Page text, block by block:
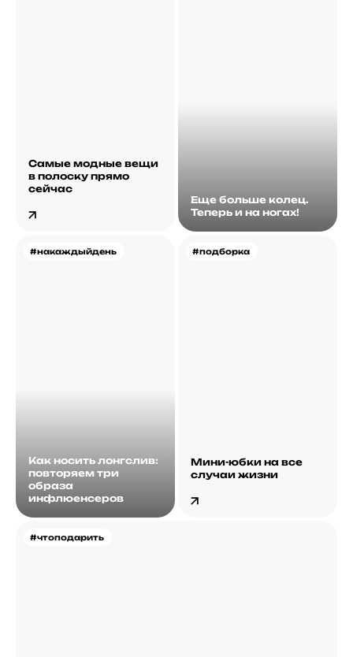
Самые модные вещи
в полоску прямо
сейчас
Еще больше колец.
Теперь и на ногах!
#накаждыйдень
Как носить лонгслив:
повторяем три
образа
инфлюенсеров
#чтоподарить
#подборка
Мини-юбки на все
случаи жизни